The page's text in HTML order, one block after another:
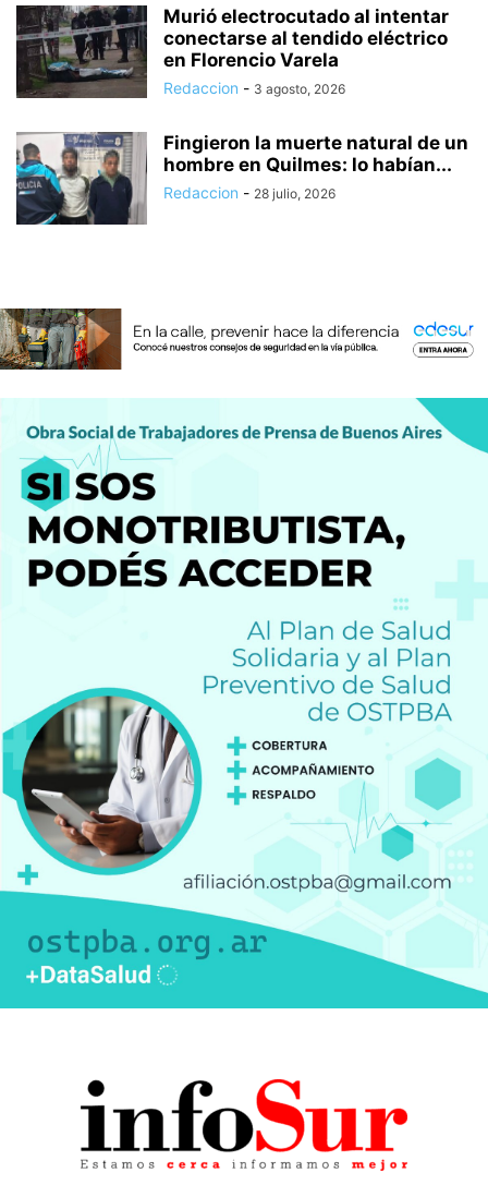
Murió electrocutado al intentar
conectarse al tendido eléctrico
en Florencio Varela
Redaccion - 3 agosto, 2026
Fingieron la muerte natural de un
hombre en Quilmes: lo habían...
Redaccion - 28 julio, 2026